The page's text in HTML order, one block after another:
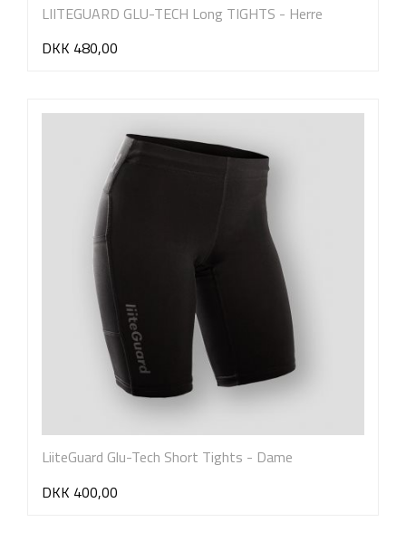
LIITEGUARD GLU-TECH Long TIGHTS - Herre
DKK 480,00
LiiteGuard Glu-Tech Short Tights - Dame
DKK 400,00